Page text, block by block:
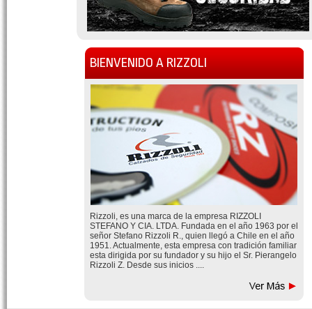
BIENVENIDO A RIZZOLI
Rizzoli, es una marca de la empresa RIZZOLI
STEFANO Y CIA. LTDA. Fundada en el año 1963 por el
señor Stefano Rizzoli R., quien llegó a Chile en el año
1951. Actualmente, esta empresa con tradición familiar
esta dirigida por su fundador y su hijo el Sr. Pierangelo
Rizzoli Z. Desde sus inicios ....